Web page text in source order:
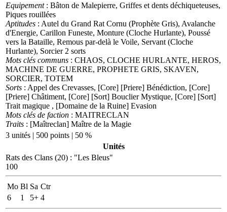
Equipement: Bâton de Malepierre, Griffes et dents déchiqueteuses,
Piques rouillées
Aptitudes : Autel du Grand Rat Cornu (Prophète Gris), Avalanche
d'Energie, Carillon Funeste, Monture (Cloche Hurlante), Poussé
vers la Bataille, Remous par-delà le Voile, Servant (Cloche
Hurlante), Sorcier 2 sorts
Mots clés communs : CHAOS, CLOCHE HURLANTE, HEROS,
MACHINE DE GUERRE, PROPHETE GRIS, SKAVEN,
SORCIER, TOTEM
Sorts : Appel des Crevasses, [Core] [Priere] Bénédiction, [Core]
[Priere] Châtiment, [Core] [Sort] Bouclier Mystique, [Core] [Sort]
Trait magique , [Domaine de la Ruine] Evasion
Mots clés de faction : MAITRECLAN
Traits : [Maîtreclan] Maître de la Magie
3 unités | 500 points | 50 %
Unités
Rats des Clans (20) : "Les Bleus"
100
Mo Bl Sa Ctr
6
1 5+ 4